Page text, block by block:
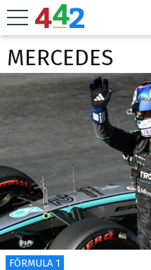
MERCEDES
FÓRMULA 1